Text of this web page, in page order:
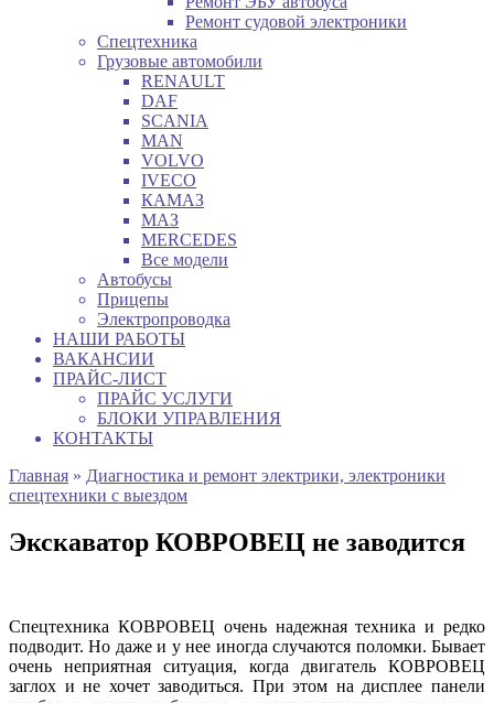
Ремонт судовой электроники
Спецтехника
Грузовые автомобили
RENAULT
DAF
SCANIA
MAN
VOLVO
IVECO
КАМАЗ
МАЗ
MERCEDES
Все модели
Автобусы
Прицепы
Электропроводка
НАШИ РАБОТЫ
ВАКАНСИИ
ПРАЙС-ЛИСТ
ПРАЙС УСЛУГИ
БЛОКИ УПРАВЛЕНИЯ
КОНТАКТЫ
Главная » Диагностика и ремонт электрики, электроники
спецтехники с выездом
Экскаватор КОВРОВЕЦ не заводится
Спецтехника КОВРОВЕЦ очень надежная техника и редко
подводит. Но даже и у нее иногда случаются поломки. Бывает
очень неприятная ситуация, когда двигатель КОВРОВЕЦ
заглох и не хочет заводиться. При этом на дисплее панели